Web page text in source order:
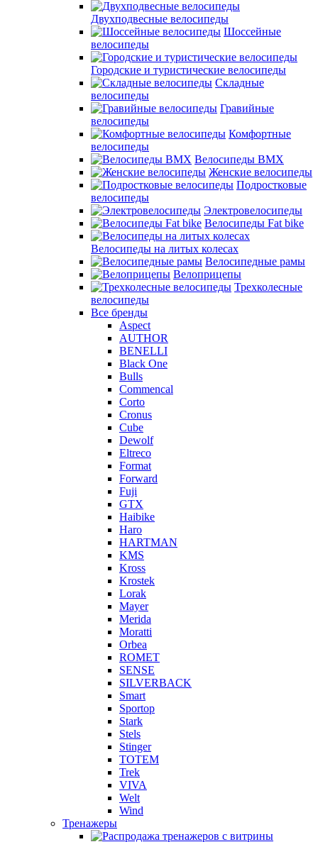
Двухподвесные велосипеды
Шоссейные
велосипеды
Городские и туристические велосипеды
Складные
велосипеды
Гравийные
велосипеды
Комфортные
велосипеды
Велосипеды BMX
Женские велосипеды
Подростковые
велосипеды
Электровелосипеды
Велосипеды Fat bike
Велосипеды на литых колесах
Велосипедные рамы
Велоприцепы
Трехколесные
велосипеды
Все бренды
Aspect
AUTHOR
BENELLI
Black One
Bulls
Commencal
Corto
Cronus
Cube
Dewolf
Eltreco
Format
Forward
Fuji
GTX
Haibike
Haro
HARTMAN
KMS
Kross
Krostek
Lorak
Mayer
Merida
Moratti
Orbea
ROMET
SENSE
SILVERBACK
Smart
Sportop
Stark
Stels
Stinger
TOTEM
Trek
VIVA
Welt
Wind
Тренажеры